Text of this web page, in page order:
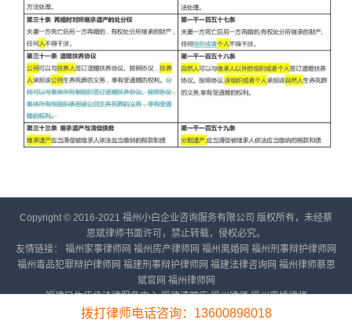
Copyright © 2016-2021 福州小白企业咨询服务有限公司 版权所有，未经蔡
思斌律师书面许可，禁止转载，侵权必究。
友情链接： 福州家事律师网 福州房产律师网 福州离婚网 福州刑事辩护律师网
福州毒品犯罪辩护律师网 福建刑事辩护律师网 福建法律咨询网 福州律师蔡思
斌官网 福州律师网
福建民生传承法律服务中心 福建遗嘱库 福州律师 福州离婚律师
备案号：闽ICP备16023919号-6
拨打律师电话咨询：13600898018